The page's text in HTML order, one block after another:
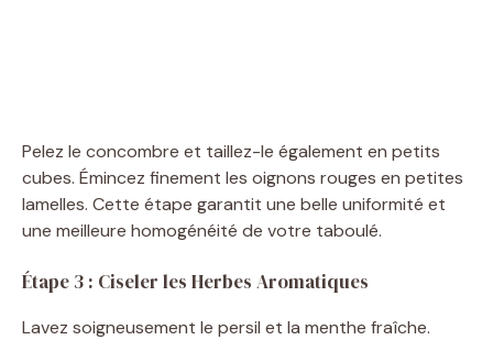
Pelez le concombre et taillez-le également en petits
cubes. Émincez finement les oignons rouges en petites
lamelles. Cette étape garantit une belle uniformité et
une meilleure homogénéité de votre taboulé.
Étape 3 : Ciseler les Herbes Aromatiques
Lavez soigneusement le persil et la menthe fraîche.